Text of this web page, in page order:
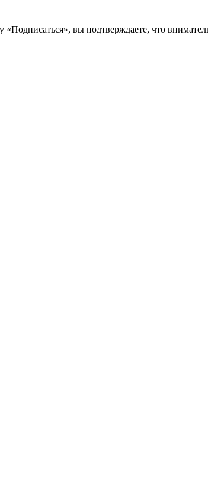
вы подтверждаете, что